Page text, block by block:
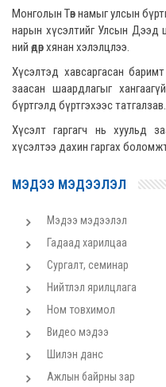
Монголын Төв намыг улсын
нарын хүсэлтийг Улсын
ний өдөр хянан хэлэлцлээ.
Хүсэлтэд хавсаргасан
заасан шаардлагыг
бүртгэлд бүртгэхээс татгалзав.
Хүсэлт гаргагч нь хуульд
хүсэлтээ дахин гаргах
МЭДЭЭ МЭДЭЭЛЭЛ
Мэдээ мэдээлэл
Гадаад харилцаа
Сургалт, семинар
Нийтлэл ярилцлага
Ном товхимол
Видео мэдээ
Шилэн данс
Ажлын байрны зар